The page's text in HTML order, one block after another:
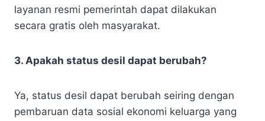
layanan resmi pemerintah dapat dilakukan
secara gratis oleh masyarakat.
3. Apakah status desil dapat berubah?
Ya, status desil dapat berubah seiring dengan
pembaruan data sosial ekonomi keluarga yang